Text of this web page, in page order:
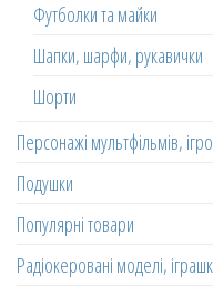
Футболки та майки
Шапки, шарфи, рукавички
Шорти
Персонажі мультфільмів,
Подушки
Популярні товари
Радіокеровані моделі,